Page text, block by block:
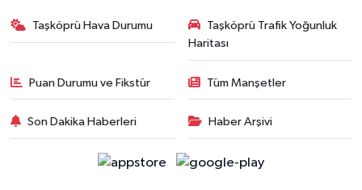
Taşköprü Hava Durumu
Taşköprü Trafik Yoğunluk
Haritası
Puan Durumu ve Fikstür Tüm Manşetler
Son Dakika Haberleri Haber Arşivi